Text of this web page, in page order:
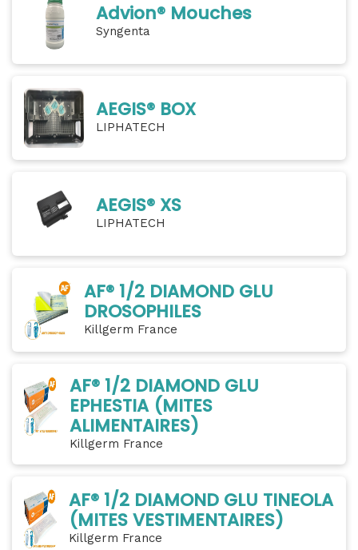
Advion® Mouches
Syngenta
AEGIS® BOX
LIPHATECH
AEGIS® XS
LIPHATECH
AF® 1/2 DIAMOND GLU
DROSOPHILES
Killgerm France
AF® 1/2 DIAMOND GLU
EPHESTIA (MITES
ALIMENTAIRES)
Killgerm France
AF® 1/2 DIAMOND GLU TINEOLA
(MITES VESTIMENTAIRES)
Killgerm France